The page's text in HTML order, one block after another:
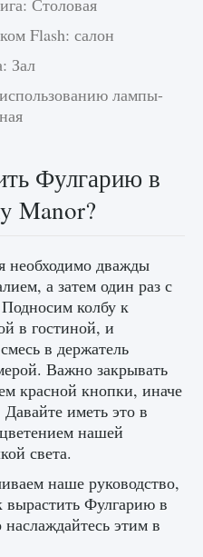
Flash: салон
Зал
лампы-
Фулгарию в
Manor?
необходимо дважды
а затем один раз с
колбу к
в гостиной, и
в держатель
Важно закрывать
красной кнопки, иначе
Давайте иметь это в
нашей
света.
наше руководство,
вырастить Фулгарию в
этим в